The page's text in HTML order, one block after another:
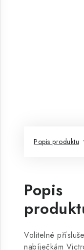
Popis produktu
Popis
Volitelné
nabíječkám